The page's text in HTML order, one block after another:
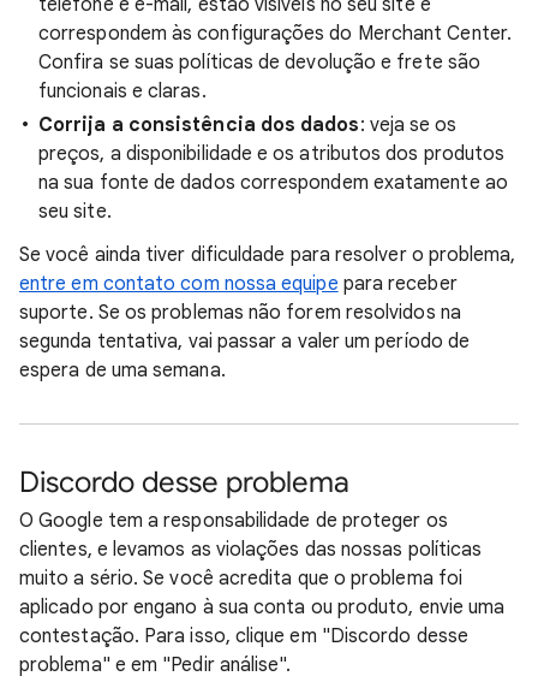
telefone e e-mail, estão visíveis no seu site e
correspondem às configurações do Merchant Center.
Confira se suas políticas de devolução e frete são
funcionais e claras.
Corrija a consistência dos dados: veja se os
preços, a disponibilidade e os atributos dos produtos
na sua fonte de dados correspondem exatamente ao
seu site.
Se você ainda tiver dificuldade para resolver o problema,
entre em contato com nossa equipe para receber
suporte. Se os problemas não forem resolvidos na
segunda tentativa, vai passar a valer um período de
espera de uma semana.
Discordo desse problema
O Google tem a responsabilidade de proteger os
clientes, e levamos as violações das nossas políticas
muito a sério. Se você acredita que o problema foi
aplicado por engano à sua conta ou produto, envie uma
contestação. Para isso, clique em "Discordo desse
problema" e em "Pedir análise".